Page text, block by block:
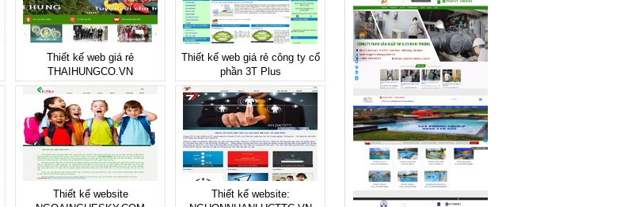
Thiết kế web giá rẻ
THAIHUNGCO.VN
Thiết kế web giá rẻ công ty cổ
phần 3T Plus
Thiết kế website
Thiết kế website: